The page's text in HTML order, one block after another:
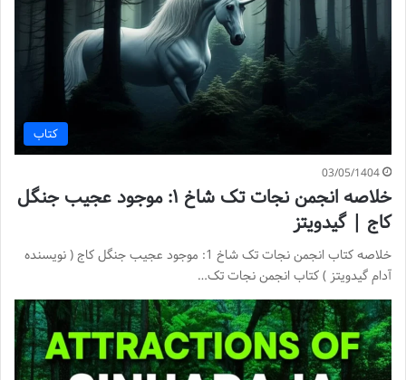
کتاب
03/05/1404
خلاصه انجمن نجات تک شاخ ۱: موجود عجیب جنگل
کاج | گیدویتز
خلاصه کتاب انجمن نجات تک شاخ 1: موجود عجیب جنگل کاج ( نویسنده
آدام گیدویتز ) کتاب انجمن نجات تک…